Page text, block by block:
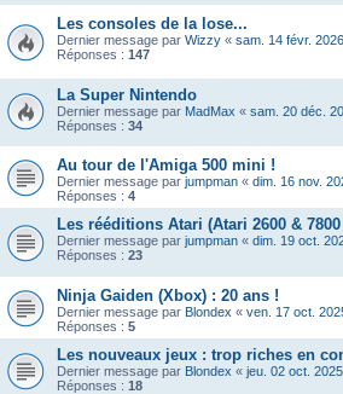
Les consoles de la lose...
Dernier message par Wizzy « sam. 14 févr.
Réponses : 147
La Super Nintendo
Dernier message par MadMax « sam. 20 déc.
Réponses : 34
Au tour de l'Amiga 500 mini !
Dernier message par jumpman « dim. 16 nov.
Réponses : 4
Les rééditions Atari (Atari 2600 &
Dernier message par jumpman « dim. 19 oct.
Réponses : 23
Ninja Gaiden (Xbox) : 20 ans !
Dernier message par Blondex « ven. 17 oct.
Réponses : 5
Les nouveaux jeux : trop riches en
Dernier message par Blondex « jeu. 02 oct.
Réponses : 18